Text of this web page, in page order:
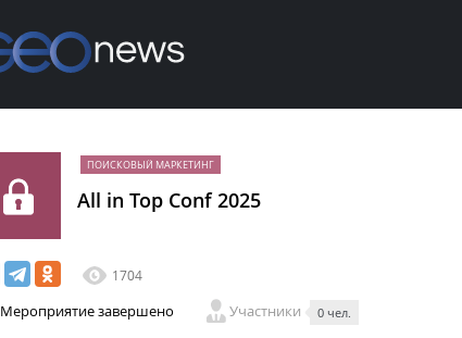
ПОИСКОВЫЙ МАРКЕТИНГ
All in Top Conf 2025
1704
Мероприятие завершено Участники 0 чел.